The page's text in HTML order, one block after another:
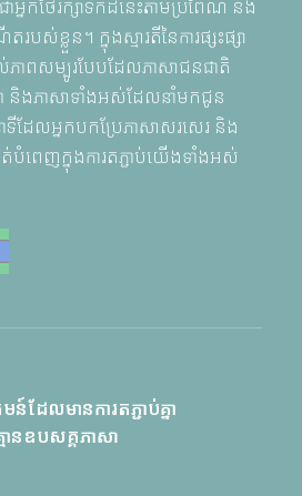
អ្នកថែរក្សាទឹកដីនេះតាមប្រពៃណី និង
បស់ខ្លួន។ ក្នុងស្មារតីនៃការផ្សះផ្សា
ភាពសម្បូរបែបដែលភាសាជនជាតិ
និងភាសាទាំងអស់ដែលនាំមកជូន
ដែលអ្នកបកប្រែភាសាសរសេរ និង
ត់បំពេញក្នុងការតភ្ជាប់យើងទាំងអស់
ដែលមានការតភ្ជាប់គ្នា
ានឧបសគ្គភាសា